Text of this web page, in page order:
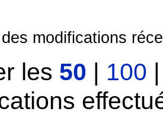
modifications
les 50 | 100